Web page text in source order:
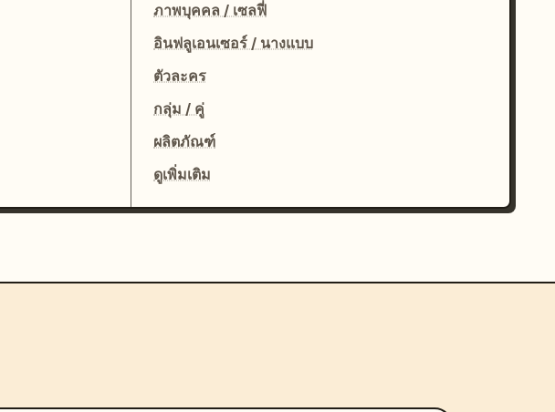
ภาพบุคคล / เซลฟี่
อินฟลูเอนเซอร์ / นางแบบ
ตัวละคร
กลุ่ม / คู่
ผลิตภัณฑ์
ดูเพิ่มเติม